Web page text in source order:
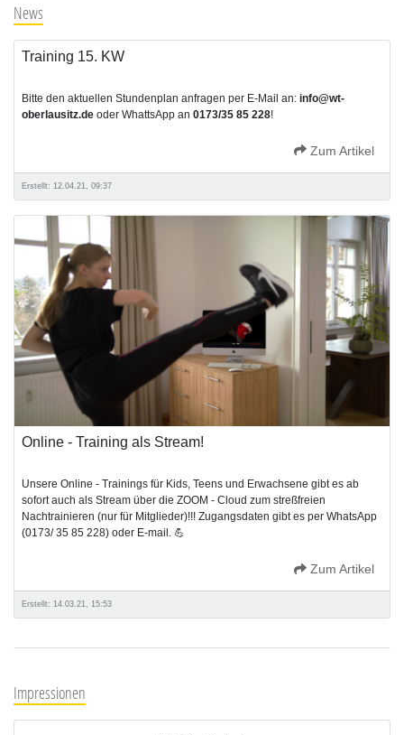
News
Training 15. KW
Bitte den aktuellen Stundenplan anfragen per E-Mail an: info@wt-
oberlausitz.de oder WhattsApp an 0173/35 85 228!
Zum Artikel
Erstellt: 12.04.21, 09:37
Online - Training als Stream!
Unsere Online - Trainings für Kids, Teens und Erwachsene gibt es ab
sofort auch als Stream über die ZOOM - Cloud zum streßfreien
Nachtrainieren (nur für Mitglieder)!!! Zugangsdaten gibt es per WhatsApp
(0173/ 35 85 228) oder E-mail. 💪
Zum Artikel
Erstellt: 14.03.21, 15:53
Impressionen